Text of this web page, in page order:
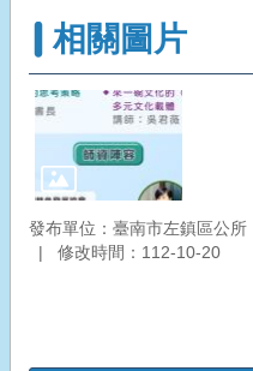
相關圖片
發布單位：臺南市左鎮區公所
修改時間：112-10-20